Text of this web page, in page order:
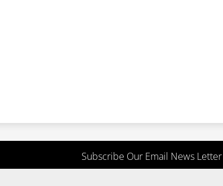
Subscribe Our Email News Letter